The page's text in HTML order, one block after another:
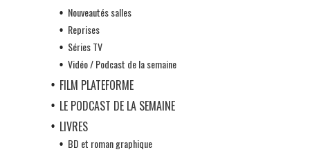
Nouveautés salles
Reprises
Séries TV
Vidéo / Podcast de la semaine
FILM PLATEFORME
LE PODCAST DE LA SEMAINE
LIVRES
BD et roman graphique